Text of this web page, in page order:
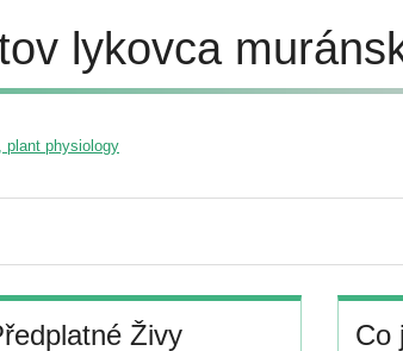
lykovca
plant physiology
Živy Co